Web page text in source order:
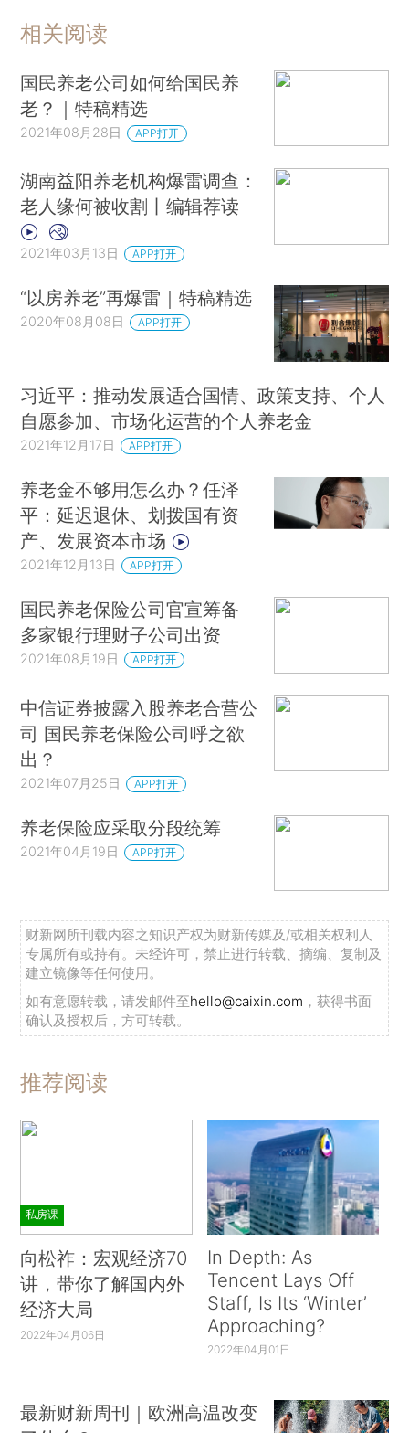
相关阅读
国民养老公司如何给国民养
老？｜特稿精选
2021年08月28日 APP打开
湖南益阳养老机构爆雷调查：
老人缘何被收割丨编辑荐读
2021年03月13日 APP打开
“以房养老”再爆雷｜特稿精选
2020年08月08日 APP打开
习近平：推动发展适合国情、政策支持、个人
自愿参加、市场化运营的个人养老金
2021年12月17日 APP打开
养老金不够用怎么办？任泽
平：延迟退休、划拨国有资
产、发展资本市场
2021年12月13日 APP打开
国民养老保险公司官宣筹备
多家银行理财子公司出资
2021年08月19日 APP打开
中信证券披露入股养老合营公
司 国民养老保险公司呼之欲
出？
2021年07月25日 APP打开
养老保险应采取分段统筹
2021年04月19日 APP打开
财新网所刊载内容之知识产权为财新传媒及/或相关权利人
专属所有或持有。未经许可，禁止进行转载、摘编、复制及
建立镜像等任何使用。
如有意愿转载，请发邮件至hello@caixin.com ，获得书面
确认及授权后，方可转载。
推荐阅读
私房课
向松祚：宏观经济70
讲，带你了解国内外
经济大局
2022年04月06日
In Depth: As
Tencent Lays Off
Staff, Is Its ‘Winter’
Approaching?
2022年04月01日
最新财新周刊｜欧洲高温改变